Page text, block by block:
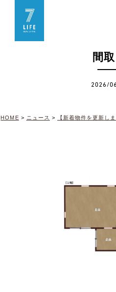
間
2026/
HOME > ニュース >
【新着物件を更新し